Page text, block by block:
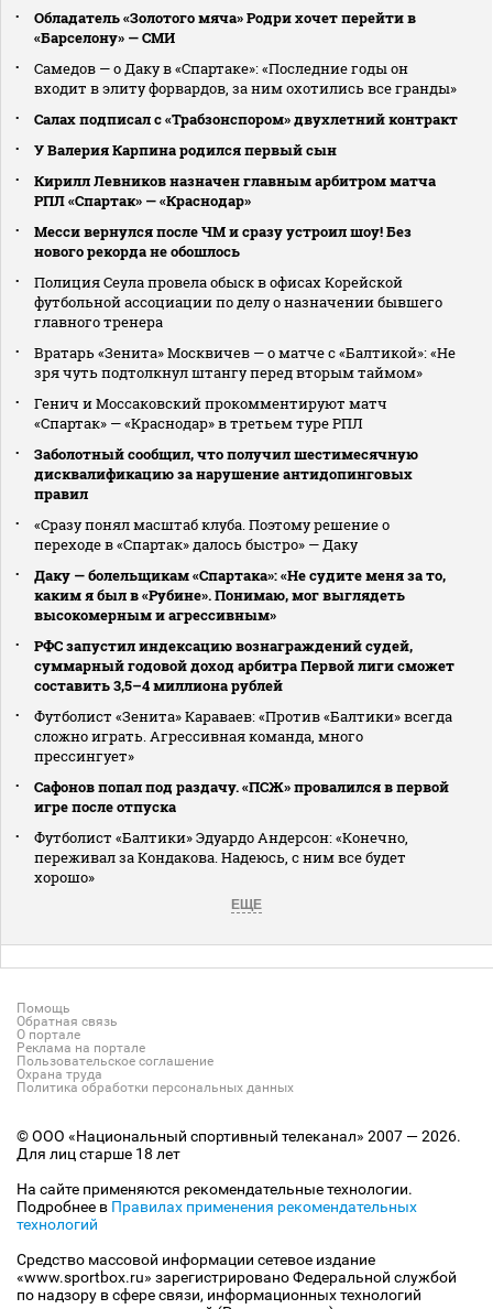
Обладатель «Золотого мяча» Родри хочет перейти в
«Барселону» — СМИ
Самедов — о Даку в «Спартаке»: «Последние годы он
входит в элиту форвардов, за ним охотились все гранды»
Салах подписал с «Трабзонспором» двухлетний контракт
У Валерия Карпина родился первый сын
Кирилл Левников назначен главным арбитром матча
РПЛ «Спартак» — «Краснодар»
Месси вернулся после ЧМ и сразу устроил шоу! Без
нового рекорда не обошлось
Полиция Сеула провела обыск в офисах Корейской
футбольной ассоциации по делу о назначении бывшего
главного тренера
Вратарь «Зенита» Москвичев — о матче с «Балтикой»: «Не
зря чуть подтолкнул штангу перед вторым таймом»
Генич и Моссаковский прокомментируют матч
«Спартак» — «Краснодар» в третьем туре РПЛ
Заболотный сообщил, что получил шестимесячную
дисквалификацию за нарушение антидопинговых
правил
«Сразу понял масштаб клуба. Поэтому решение о
переходе в «Спартак» далось быстро» — Даку
Даку — болельщикам «Спартака»: «Не судите меня за то,
каким я был в «Рубине». Понимаю, мог выглядеть
высокомерным и агрессивным»
РФС запустил индексацию вознаграждений судей,
суммарный годовой доход арбитра Первой лиги сможет
составить 3,5–4 миллиона рублей
Футболист «Зенита» Караваев: «Против «Балтики» всегда
сложно играть. Агрессивная команда, много
прессингует»
Сафонов попал под раздачу. «ПСЖ» провалился в первой
игре после отпуска
Футболист «Балтики» Эдуардо Андерсон: «Конечно,
переживал за Кондакова. Надеюсь, с ним все будет
хорошо»
ЕЩЕ
Помощь
Обратная связь
О портале
Реклама на портале
Пользовательское соглашение
Охрана труда
Политика обработки персональных данных
© ООО «Национальный спортивный телеканал» 2007 — 2026.
Для лиц старше 18 лет
На сайте применяются рекомендательные технологии.
Подробнее в Правилах применения рекомендательных
технологий
Средство массовой информации сетевое издание
«www.sportbox.ru» зарегистрировано Федеральной службой
по надзору в сфере связи, информационных технологий